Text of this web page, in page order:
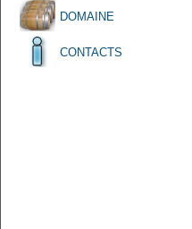
DOMAINE
CONTACTS